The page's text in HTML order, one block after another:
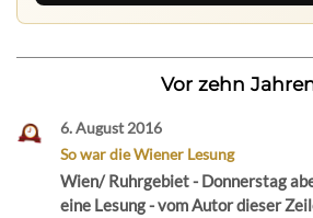
Vor zehn
6. August 2016
So war die Wiener Lesung
Wien/ Ruhrgebiet - Donnerstag
eine Lesung - vom Autor dieser